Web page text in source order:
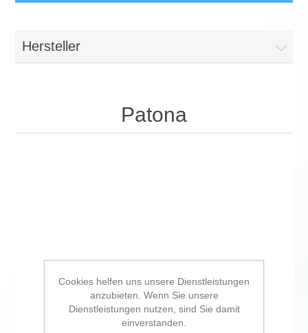
Hersteller
Patona
Cookies helfen uns unsere Dienstleistungen
anzubieten. Wenn Sie unsere
Dienstleistungen nutzen, sind Sie damit
einverstanden.